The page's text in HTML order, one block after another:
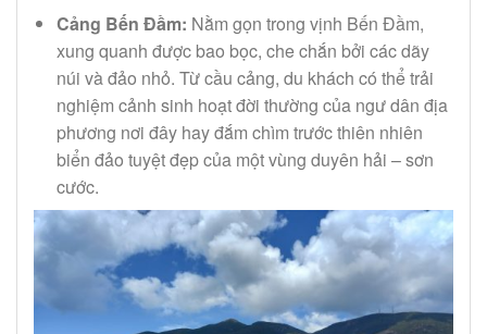
Cảng Bến Đầm: Nằm gọn trong vịnh Bến Đầm,
xung quanh được bao bọc, che chắn bởi các dãy
núi và đảo nhỏ. Từ cầu cảng, du khách có thể trải
nghiệm cảnh sinh hoạt đời thường của ngư dân địa
phương nơi đây hay đắm chìm trước thiên nhiên
biển đảo tuyệt đẹp của một vùng duyên hải – sơn
cước.